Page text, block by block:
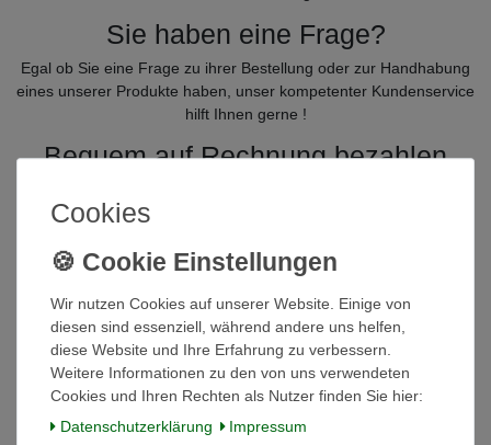
Sie haben eine Frage?
Egal ob Sie eine Frage zu ihrer Bestellung oder zur Handhabung
eines unserer Produkte haben, unser kompetenter Kundenservice
hilft Ihnen gerne !
Bequem auf Rechnung bezahlen
via Rechnung, PayPal, Amazon
SSL Verschlüsselung und Trusted
Shops
Hohe Sicherheit gepaart mit Vertrauen - In unserem Onlineshop
werden alle Daten zwischen Ihrem PC und unserer Webseite
verschlüsselt, sie sind für Dritte nicht einsehbar und dank der
nie.
Cookies
Wir nutzen Cookies auf unserer Website. Einige von
diesen sind essenziell, während andere uns helfen,
diese Website und Ihre Erfahrung zu verbessern.
Weitere Informationen zu den von uns verwendeten
Cookies und Ihren Rechten als Nutzer finden Sie hier:
Daten­schutz­erklärung
Impressum